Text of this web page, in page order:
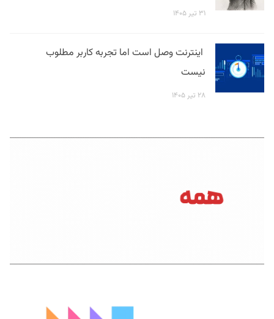
۳۱ تیر ۱۴۰۵
اینترنت وصل است اما تجربه کاربر مطلوب
نیست
۲۸ تیر ۱۴۰۵